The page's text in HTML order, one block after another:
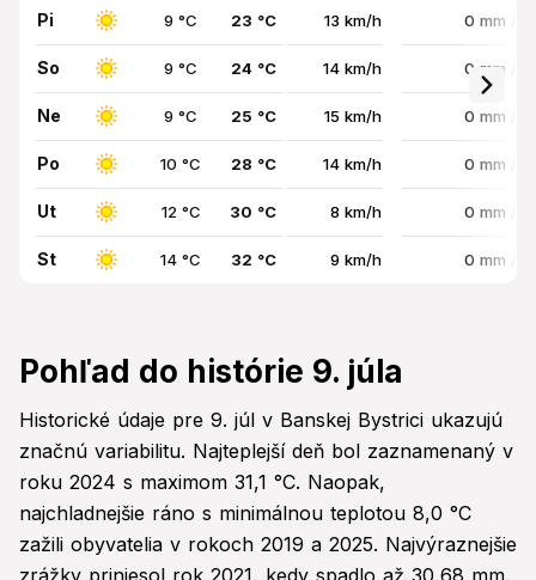
Pi 9 °C 23 °C 13 km/h 0 mm /
So 9 °C 24 °C 14 km/h 0 mm /
Ne 9 °C 25 °C 15 km/h 0 mm /
Po 10 °C 28 °C 14 km/h 0 mm /
Ut 12 °C 30 °C 8 km/h 0 mm /
St 14 °C 32 °C 9 km/h 0 mm /
Pohľad do histórie 9. júla
Historické údaje pre 9. júl v Banskej Bystrici ukazujú
značnú variabilitu. Najteplejší deň bol zaznamenaný v
roku 2024 s maximom 31,1 °C. Naopak,
najchladnejšie ráno s minimálnou teplotou 8,0 °C
zažili obyvatelia v rokoch 2019 a 2025. Najvýraznejšie